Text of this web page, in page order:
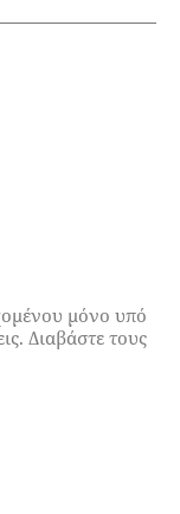
μόνο υπό
Διαβάστε τους